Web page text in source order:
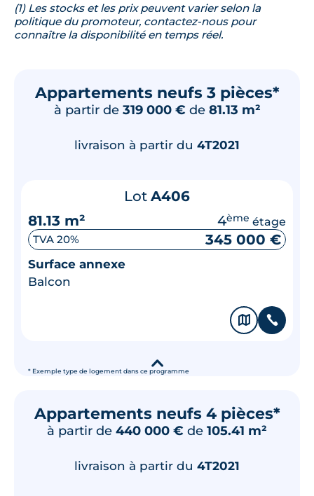
(1) Les stocks et les prix peuvent varier selon la
politique du promoteur, contactez-nous pour
connaître la disponibilité en temps réel.
Appartements neufs 3 pièces*
à partir de 319 000 € de 81.13 m²
* Exemple type de logement dans ce programme
livraison à partir du 4T2021
Lot A406
81.13 m²
4ème étage
TVA 20% 345 000 €
Surface annexe
Balcon
🗞 📞
▾
Appartements neufs 4 pièces*
à partir de 440 000 € de 105.41 m²
livraison à partir du 4T2021